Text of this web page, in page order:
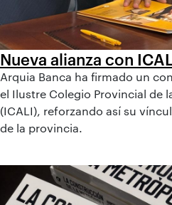
Nueva alianza con
Arquia Banca ha firmado un
el Ilustre Colegio Provincial de
(ICALI), reforzando así su
de la provincia.